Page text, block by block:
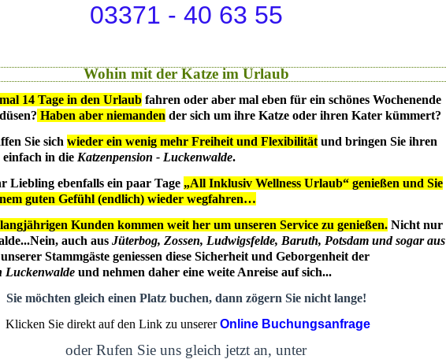
03371 - 40 63 55
Wohin mit der Katze im Urlaub
14 Tage in den Urlaubfahren oder aber mal eben für ein schönes Wochenende
Haben aber niemanden der sich um ihre Katze oder ihren Kater kümmert?
Sie sich wieder ein wenig mehr Freiheit und Flexibilitätund bringen Sie ihren
in die Katzenpension - Luckenwalde.
Liebling ebenfalls ein paar Tage „All Inklusiv Wellness Urlaub“ genießen und Sie
guten Gefühl (endlich) wieder wegfahren…
Kunden kommen weit her um unseren Service zu genießen.Nicht nur
auch aus Jüterbog, Zossen, Ludwigsfelde, Baruth, Potsdam und sogar aus
Stammgäste geniessen diese Sicherheit und Geborgenheit der
Luckenwaldeund nehmen daher eine weite Anreise auf sich...
Sie möchten gleich einen Platz buchen, dann zögern Sie nicht lange!
Klicken Sie direkt auf den Link zu unsererOnline Buchungsanfrage
oder Rufen Sie uns gleich jetzt an, unter